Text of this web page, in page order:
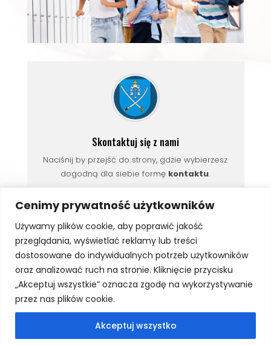
Cenimy prywatność użytkowników
Używamy plików cookie, aby poprawić jakość
przeglądania, wyświetlać reklamy lub treści
dostosowane do indywidualnych potrzeb użytkowników
oraz analizować ruch na stronie. Kliknięcie przycisku
„Akceptuj wszystkie” oznacza zgodę na wykorzystywanie
przez nas plików cookie.
Akceptuj wszystko
Skontaktuj się z nami
Naciśnij by przejść do strony, gdzie wybierzesz
dogodną dla siebie formę kontaktu.
←Z ŻYCIA ŚWIETLICY
YOU CAN SING - WYNIKI PRZESŁUCHAŃ→